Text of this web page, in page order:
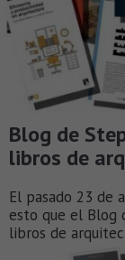
Blog de
libros de
El pasado 23 de
esto que el Blog
libros de